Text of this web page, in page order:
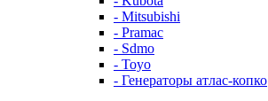
- Mitsubishi
- Pramac
- Sdmo
- Toyo
- Генераторы атлас-копко